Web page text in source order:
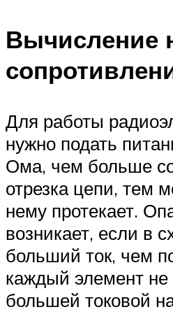
Вычисление
Для работы
нужно подать
Ома, чем больше
отрезка цепи, тем
нему протекает.
возникает, если в
больший ток, чем
каждый элемент
большей токовой